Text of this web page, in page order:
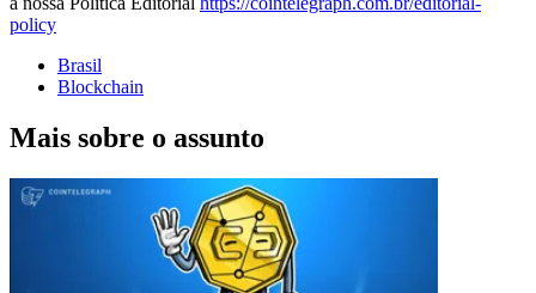
policy
Brasil
Blockchain
Mais sobre o assunto